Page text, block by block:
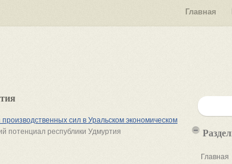
Главная
сил в Уральском экономическом
потенциал республики Удмуртия
Главная